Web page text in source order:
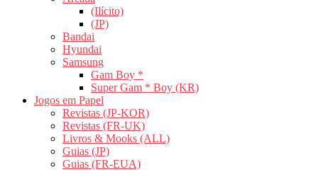
(Ilícito)
(JP)
Bandai
Hyundai
Samsung
Gam Boy *
Super Gam * Boy (KR)
Jogos em Papel
Revistas (JP-KOR)
Revistas (FR-UK)
Livros & Mooks (ALL)
Guias (JP)
Guias (FR-EUA)